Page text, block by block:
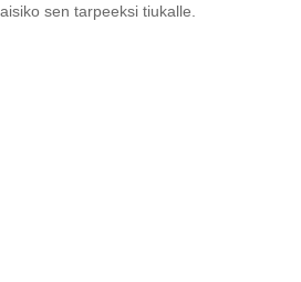
sen tarpeeksi tiukalle.